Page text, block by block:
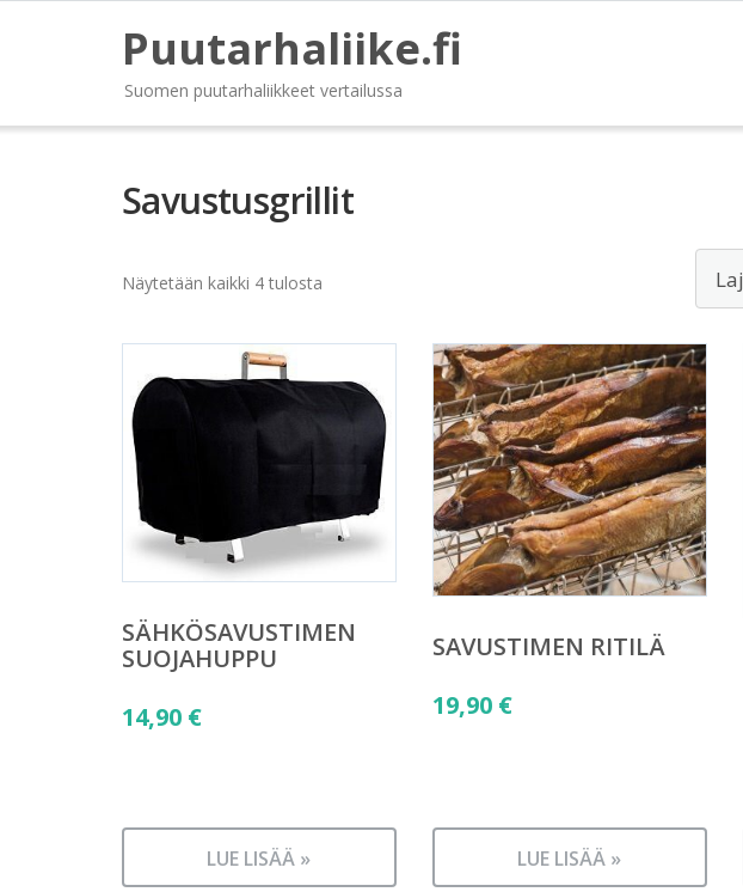
Puutarhaliike.fi
Suomen puutarhaliikkeet vertailussa
Savustusgrillit
Näytetään kaikki 4 tulosta
SÄHKÖSAVUSTIMEN
SUOJAHUPPU
14,90 €
LUE LISÄÄ »
SAVUSTIMEN RITILÄ
19,90 €
LUE LISÄÄ »